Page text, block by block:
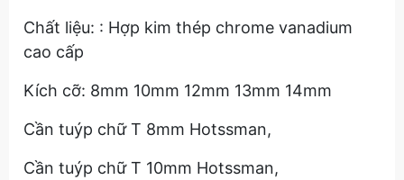
Chất liệu: : Hợp kim thép chrome vanadium
cao cấp
Kích cỡ: 8mm 10mm 12mm 13mm 14mm
Cần tuýp chữ T 8mm Hotssman,
Cần tuýp chữ T 10mm Hotssman,